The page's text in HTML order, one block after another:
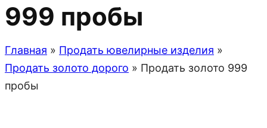
999 пробы
Главная » Продать ювелирные изделия »
Продать золото дорого » Продать золото 999
пробы